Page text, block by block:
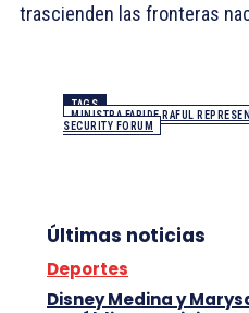
trascienden las fronteras
TAGS
MINISTRA FARIDE RAFUL
SECURITY FORUM
Últimas noticias
Deportes
Disney Medina y